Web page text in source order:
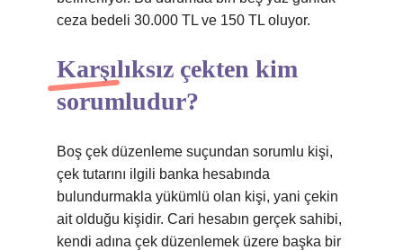
ceza bedeli 30.000 TL ve 150 TL oluyor.
Karşılıksız çekten kim
sorumludur?
Boş çek düzenleme suçundan sorumlu kişi,
çek tutarını ilgili banka hesabında
bulundurmakla yükümlü olan kişi, yani çekin
ait olduğu kişidir. Cari hesabın gerçek sahibi,
kendi adına çek düzenlemek üzere başka bir